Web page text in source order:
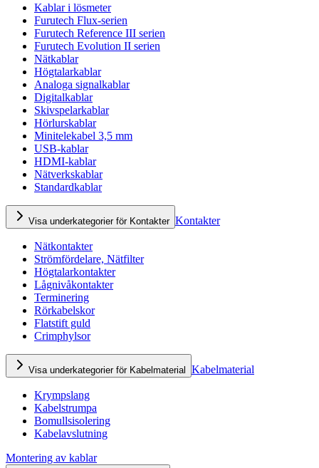
Kablar i lösmeter
Furutech Flux-serien
Furutech Reference III serien
Furutech Evolution II serien
Nätkablar
Högtalarkablar
Analoga signalkablar
Digitalkablar
Skivspelarkablar
Hörlurskablar
Minitelekabel 3,5 mm
USB-kablar
HDMI-kablar
Nätverkskablar
Standardkablar
Visa underkategorier för Kontakter Kontakter
Nätkontakter
Strömfördelare, Nätfilter
Högtalarkontakter
Lågnivåkontakter
Terminering
Rörkabelskor
Flatstift guld
Crimphylsor
Visa underkategorier för Kabelmaterial Kabelmaterial
Krympslang
Kabelstrumpa
Bomullsisolering
Kabelavslutning
Montering av kablar